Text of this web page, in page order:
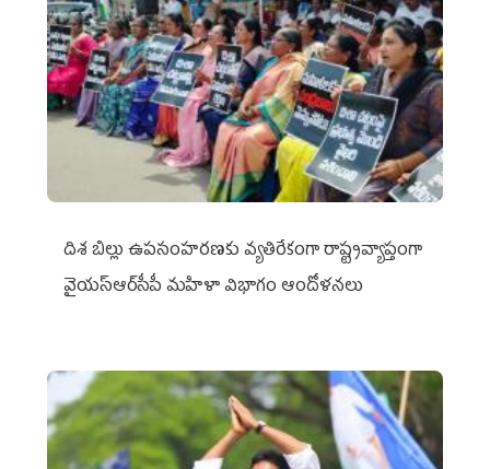
దిశ బిల్లు ఉపసంహరణకు వ్యతిరేకంగా రాష్ట్రవ్యాప్తంగా
వైయ‌స్ఆర్‌సీపీ మహిళా విభాగం ఆందోళనలు